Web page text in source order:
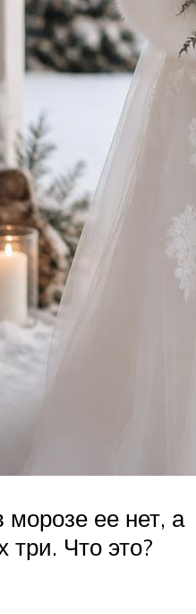
морозе ее нет, а
три. Что это?